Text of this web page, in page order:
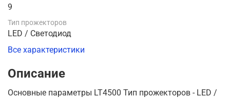
9
Тип прожекторов
LED / Светодиод
Все характеристики
Описание
Основные параметры LT4500 Тип прожекторов - LED /